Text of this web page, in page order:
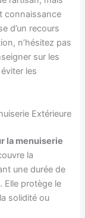
connaissance
d’un recours
n’hésitez pas
sur les
les
Extérieure
la menuiserie
la
une durée de
Elle protège le
solidité ou